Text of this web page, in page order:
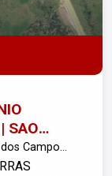
SAO
Campos